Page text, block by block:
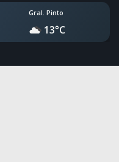
Gral. Pinto
13°C